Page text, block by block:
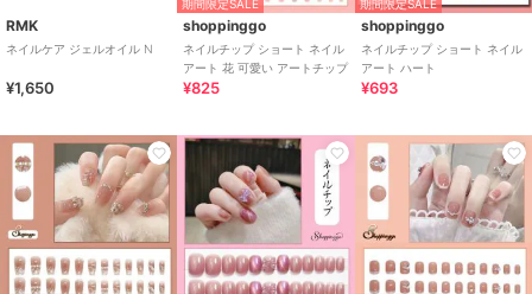
RMK
ネイルケア ジェルオイル N
¥1,650
期間限定SALE
shoppinggo
ネイルチップ ショート ネイル
アート 花 可愛い アートチップ
¥825
期間限定SALE
shoppinggo
ネイルチップ ショート ネイル
アート ハート
¥693